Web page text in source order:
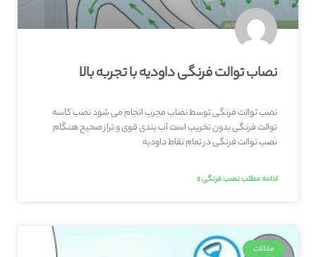
نصاب توالت فرنگی داودیه با تجربه بالا
نصب توالت فرنگی توسط نصاب مجرب انجام می شود نصب کاسه
توالت فرنگی بدون تخریب است آب بندی قوی و تراز صحیح هنگام
نصب توالت فرنگی در تمام نقاط داودیه
ادامه مطلب نصب فرنگی »
مقالات